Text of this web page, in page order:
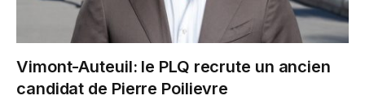
Vimont-Auteuil: le PLQ recrute un ancien
candidat de Pierre Poilievre